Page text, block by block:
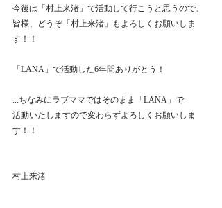
今後は「村上来渚」で活動して行こうと思うので、
皆様、どうぞ「村上来渚」もよろしくお願いしま
す！！
「LANA」で活動した6年間ありがとう！
...ちなみにラブママではそのまま「LANA」で
活動いたしますので変わらずよろしくお願いしま
す！！
村上来渚